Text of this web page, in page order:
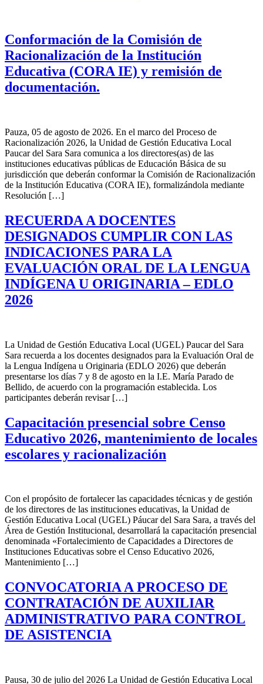
Conformación de la Comisión de
Racionalización de la Institución
Educativa (CORA IE) y remisión de
documentación.
Pauza, 05 de agosto de 2026. En el marco del Proceso de
Racionalización 2026, la Unidad de Gestión Educativa Local
Paucar del Sara Sara comunica a los directores(as) de las
instituciones educativas públicas de Educación Básica de su
jurisdicción que deberán conformar la Comisión de Racionalización
de la Institución Educativa (CORA IE), formalizándola mediante
Resolución […]
RECUERDA A DOCENTES
DESIGNADOS CUMPLIR CON LAS
INDICACIONES PARA LA
EVALUACIÓN ORAL DE LA LENGUA
INDÍGENA U ORIGINARIA – EDLO
2026
La Unidad de Gestión Educativa Local (UGEL) Paucar del Sara
Sara recuerda a los docentes designados para la Evaluación Oral de
la Lengua Indígena u Originaria (EDLO 2026) que deberán
presentarse los días 7 y 8 de agosto en la I.E. María Parado de
Bellido, de acuerdo con la programación establecida. Los
participantes deberán revisar […]
Capacitación presencial sobre Censo
Educativo 2026, mantenimiento de locales
escolares y racionalización
Con el propósito de fortalecer las capacidades técnicas y de gestión
de los directores de las instituciones educativas, la Unidad de
Gestión Educativa Local (UGEL) Páucar del Sara Sara, a través del
Área de Gestión Institucional, desarrollará la capacitación presencial
denominada «Fortalecimiento de Capacidades a Directores de
Instituciones Educativas sobre el Censo Educativo 2026,
Mantenimiento […]
CONVOCATORIA A PROCESO DE
CONTRATACIÓN DE AUXILIAR
ADMINISTRATIVO PARA CONTROL
DE ASISTENCIA
Pausa, 30 de julio del 2026 La Unidad de Gestión Educativa Local